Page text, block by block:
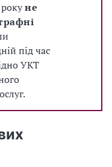
не
під час
УКТ